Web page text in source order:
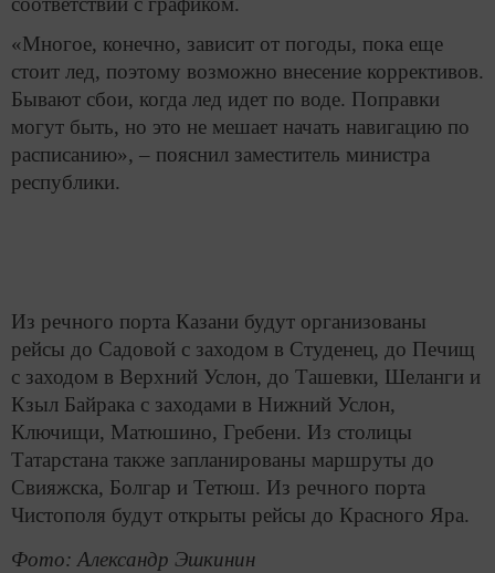
«Многое, конечно, зависит от погоды, пока еще
стоит лед, поэтому возможно внесение коррективов.
Бывают сбои, когда лед идет по воде. Поправки
могут быть, но это не мешает начать навигацию по
расписанию», – пояснил заместитель министра
республики.
Из речного порта Казани будут организованы
рейсы до Садовой с заходом в Студенец, до Печищ
с заходом в Верхний Услон, до Ташевки, Шеланги и
Кзыл Байрака с заходами в Нижний Услон,
Ключищи, Матюшино, Гребени. Из столицы
Татарстана также запланированы маршруты до
Свияжска, Болгар и Тетюш. Из речного порта
Чистополя будут открыты рейсы до Красного Яра.
Фото: Александр Эшкинин